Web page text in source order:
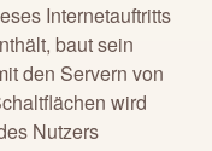
Internetauftritts
baut sein
den Servern von
wird
Nutzers